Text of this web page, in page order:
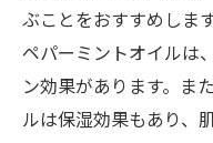
ぶことをおすすめしま
ペパーミントオイルは
ン効果があります。ま
ルは保湿効果もあり、